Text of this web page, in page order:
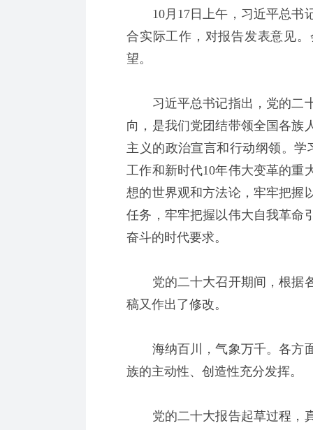
10月17日上午，习近平总书
合实际工作，对报告发表意见
望。
习近平总书记指出，党的二十
向，是我们党团结带领全国各族
主义的政治宣言和行动纲领。
工作和新时代10年伟大变革的重
想的世界观和方法论，牢牢把握
任务，牢牢把握以伟大自我革命
奋斗的时代要求。
党的二十大召开期间，根据各
稿又作出了修改。
海纳百川，气象万千。各方面
族的主动性、创造性充分发挥。
党的二十大报告起草过程，真